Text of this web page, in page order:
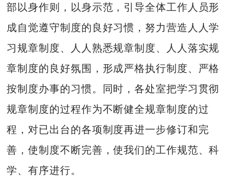
部以身作则，以身示范，引导全体工作人员形
成自觉遵守制度的良好习惯，努力营造人人学
习规章制度、人人熟悉规章制度、人人落实规
章制度的良好氛围，形成严格执行制度、严格
按制度办事的习惯。同时，各处室把学习贯彻
规章制度的过程作为不断健全规章制度的过
程，对已出台的各项制度再进一步修订和完
善，使制度不断完善，使我们的工作规范、科
学、有序进行。